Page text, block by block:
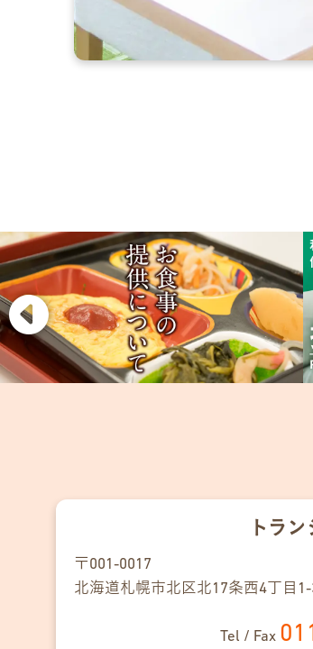
トラ
〒001-0017
北海道札幌市北区北17条西4丁目
Tel / Fax